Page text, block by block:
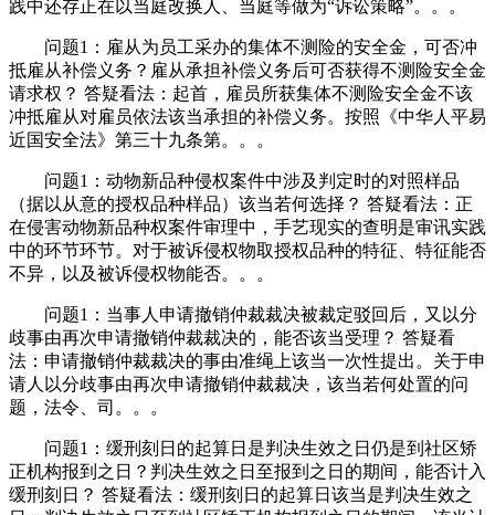
践中还存正在以当庭改换人、当庭等做为“诉讼策略”。。。
问题1：雇从为员工采办的集体不测险的安全金，可否冲
抵雇从补偿义务？雇从承担补偿义务后可否获得不测险安全金
请求权？ 答疑看法：起首，雇员所获集体不测险安全金不该
冲抵雇从对雇员依法该当承担的补偿义务。按照《中华人平易
近国安全法》第三十九条第。。。
问题1：动物新品种侵权案件中涉及判定时的对照样品
（据以从意的授权品种样品）该当若何选择？ 答疑看法：正
在侵害动物新品种权案件审理中，手艺现实的查明是审讯实践
中的环节环节。对于被诉侵权物取授权品种的特征、特征能否
不异，以及被诉侵权物能否。。。
问题1：当事人申请撤销仲裁裁决被裁定驳回后，又以分
歧事由再次申请撤销仲裁裁决的，能否该当受理？ 答疑看
法：申请撤销仲裁裁决的事由准绳上该当一次性提出。关于申
请人以分歧事由再次申请撤销仲裁裁决，该当若何处置的问
题，法令、司。。。
问题1：缓刑刻日的起算日是判决生效之日仍是到社区矫
正机构报到之日？判决生效之日至报到之日的期间，能否计入
缓刑刻日？ 答疑看法：缓刑刻日的起算日该当是判决生效之